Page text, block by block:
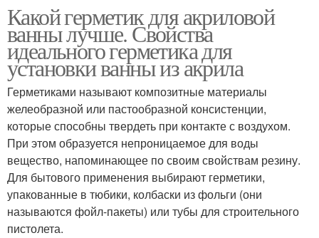
Какой герметик для акриловой
ванны лучше. Свойства
идеального герметика для
установки ванны из акрила
Герметиками называют композитные материалы
желеобразной или пастообразной консистенции,
которые способны твердеть при контакте с воздухом.
При этом образуется непроницаемое для воды
вещество, напоминающее по своим свойствам резину.
Для бытового применения выбирают герметики,
упакованные в тюбики, колбаски из фольги (они
называются фойл-пакеты) или тубы для строительного
пистолета.